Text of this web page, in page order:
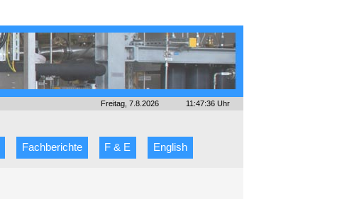
Freitag, 7.8.2026 11:47:36 Uhr
Fachberichte F & E English